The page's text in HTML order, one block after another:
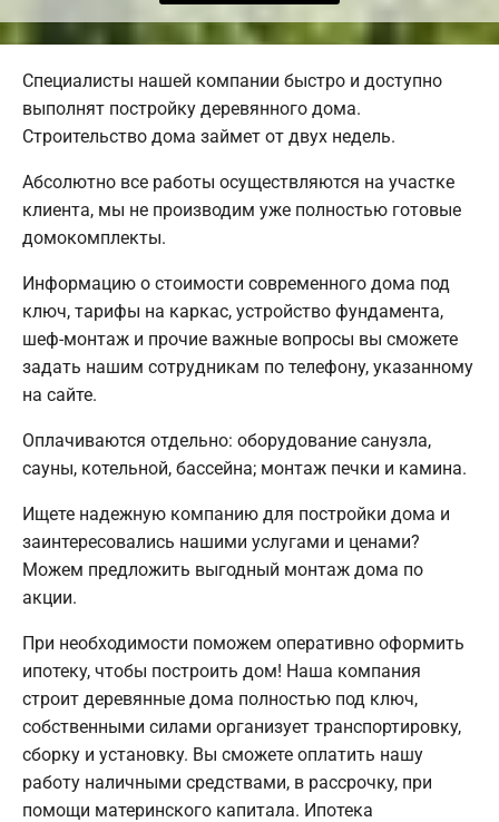
Специалисты нашей компании быстро и доступно
выполнят постройку деревянного дома.
Строительство дома займет от двух недель.
Абсолютно все работы осуществляются на участке
клиента, мы не производим уже полностью готовые
домокомплекты.
Информацию о стоимости современного дома под
ключ, тарифы на каркас, устройство фундамента,
шеф-монтаж и прочие важные вопросы вы сможете
задать нашим сотрудникам по телефону, указанному
на сайте.
Оплачиваются отдельно: оборудование санузла,
сауны, котельной, бассейна; монтаж печки и камина.
Ищете надежную компанию для постройки дома и
заинтересовались нашими услугами и ценами?
Можем предложить выгодный монтаж дома по
акции.
При необходимости поможем оперативно оформить
ипотеку, чтобы построить дом! Наша компания
строит деревянные дома полностью под ключ,
собственными силами организует транспортировку,
сборку и установку. Вы сможете оплатить нашу
работу наличными средствами, в рассрочку, при
помощи материнского капитала. Ипотека